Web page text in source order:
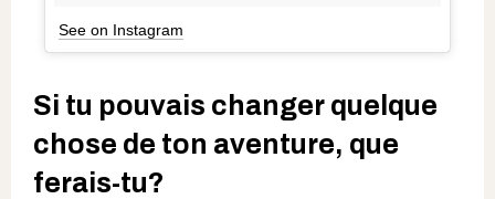
See on Instagram
Si tu pouvais changer quelque
chose de ton aventure, que
ferais-tu?